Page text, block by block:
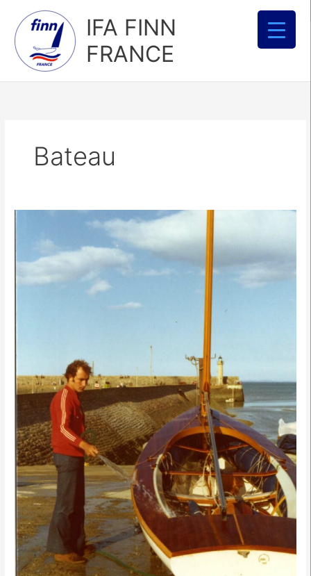
contenu
IFA FINN
FRANCE
Bateau
Jauge
bateaux
« collectors »